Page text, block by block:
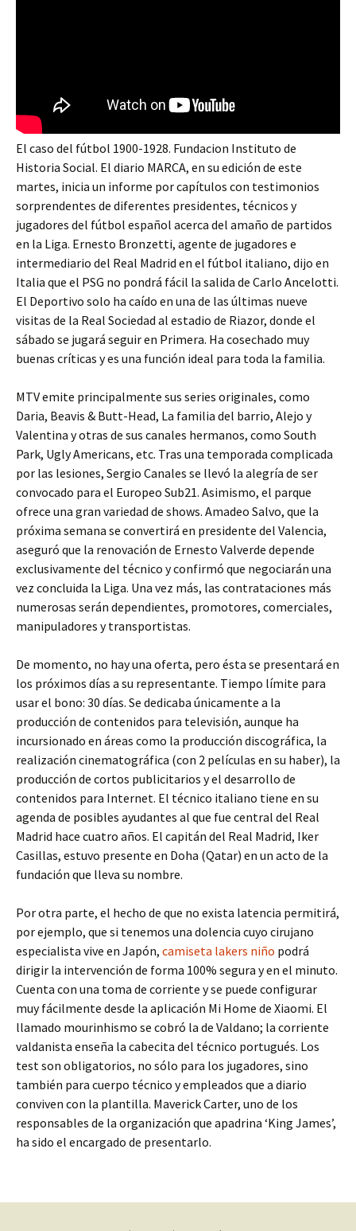
El caso del fútbol 1900-1928. Fundacion Instituto de
Historia Social. El diario MARCA, en su edición de este
martes, inicia un informe por capítulos con testimonios
sorprendentes de diferentes presidentes, técnicos y
jugadores del fútbol español acerca del amaño de partidos
en la Liga. Ernesto Bronzetti, agente de jugadores e
intermediario del Real Madrid en el fútbol italiano, dijo en
Italia que el PSG no pondrá fácil la salida de Carlo Ancelotti.
El Deportivo solo ha caído en una de las últimas nueve
visitas de la Real Sociedad al estadio de Riazor, donde el
sábado se jugará seguir en Primera. Ha cosechado muy
buenas críticas y es una función ideal para toda la familia.
MTV emite principalmente sus series originales, como
Daria, Beavis & Butt-Head, La familia del barrio, Alejo y
Valentina y otras de sus canales hermanos, como South
Park, Ugly Americans, etc. Tras una temporada complicada
por las lesiones, Sergio Canales se llevó la alegría de ser
convocado para el Europeo Sub21. Asimismo, el parque
ofrece una gran variedad de shows. Amadeo Salvo, que la
próxima semana se convertirá en presidente del Valencia,
aseguró que la renovación de Ernesto Valverde depende
exclusivamente del técnico y confirmó que negociarán una
vez concluida la Liga. Una vez más, las contrataciones más
numerosas serán dependientes, promotores, comerciales,
manipuladores y transportistas.
De momento, no hay una oferta, pero ésta se presentará en
los próximos días a su representante. Tiempo límite para
usar el bono: 30 días. Se dedicaba únicamente a la
producción de contenidos para televisión, aunque ha
incursionado en áreas como la producción discográfica, la
realización cinematográfica (con 2 películas en su haber), la
producción de cortos publicitarios y el desarrollo de
contenidos para Internet. El técnico italiano tiene en su
agenda de posibles ayudantes al que fue central del Real
Madrid hace cuatro años. El capitán del Real Madrid, Iker
Casillas, estuvo presente en Doha (Qatar) en un acto de la
fundación que lleva su nombre.
Por otra parte, el hecho de que no exista latencia permitirá,
por ejemplo, que si tenemos una dolencia cuyo cirujano
especialista vive en Japón, camiseta lakers niño podrá
dirigir la intervención de forma 100% segura y en el minuto.
Cuenta con una toma de corriente y se puede configurar
muy fácilmente desde la aplicación Mi Home de Xiaomi. El
llamado mourinhismo se cobró la de Valdano; la corriente
valdanista enseña la cabecita del técnico portugués. Los
test son obligatorios, no sólo para los jugadores, sino
también para cuerpo técnico y empleados que a diario
conviven con la plantilla. Maverick Carter, uno de los
responsables de la organización que apadrina ‘King James’,
ha sido el encargado de presentarlo.